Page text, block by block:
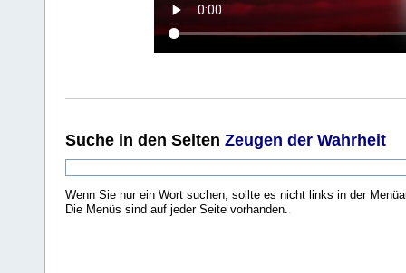
Suche in den Seiten Zeugen der Wahrheit
Wenn Sie nur ein Wort suchen, sollte es nicht links in der
Die Menüs sind auf jeder Seite vorhanden.